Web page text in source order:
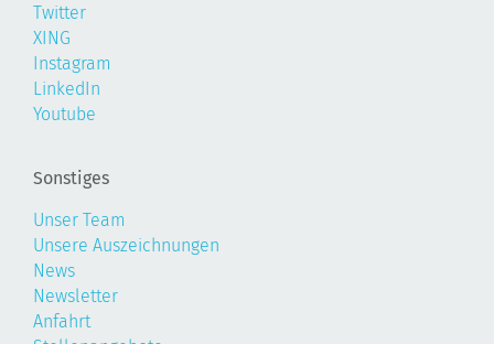
Twitter
XING
Instagram
LinkedIn
Youtube
Sonstiges
Unser Team
Unsere Auszeichnungen
News
Newsletter
Anfahrt